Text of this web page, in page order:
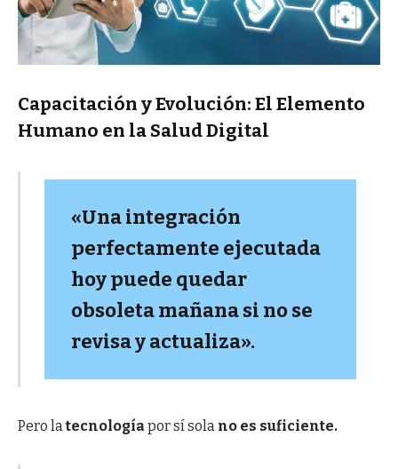
Capacitación y Evolución: El Elemento
Humano en la Salud Digital
«Una integración
perfectamente ejecutada
hoy puede quedar
obsoleta mañana si no se
revisa y actualiza».
Pero latecnología por sí sola no es suficiente.